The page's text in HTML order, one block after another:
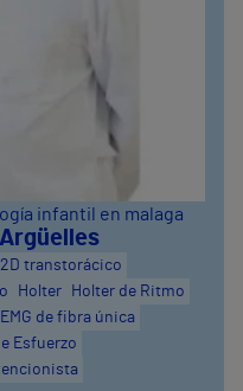
infantil en malaga
transtorácico
Holter
Holter de Ritmo
de fibra única
Esfuerzo